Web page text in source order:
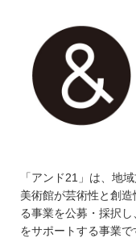
「アンド21」は、地
美術館が芸術性と創
る事業を公募・採択
をサポートする事業で